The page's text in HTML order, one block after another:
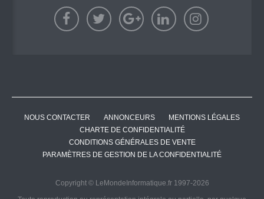
NOUS CONTACTER ANNONCEURS
MENTIONS LÉGALES
CHARTE DE CONFIDENTIALITÉ
CONDITIONS GÉNÉRALES DE VENTE
PARAMÈTRES DE GESTION DE LA CONFIDENTIALITÉ
Copyright © LeMondeInformatique.fr 1997-2026